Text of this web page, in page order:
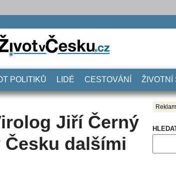
POLITIKŮ LIDÉ CESTOVÁNÍ ŽIVOTNÍ
Jiří Černý
dalšími